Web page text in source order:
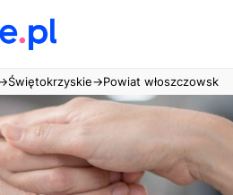
Świętokrzyskie→Powiat włoszczowski